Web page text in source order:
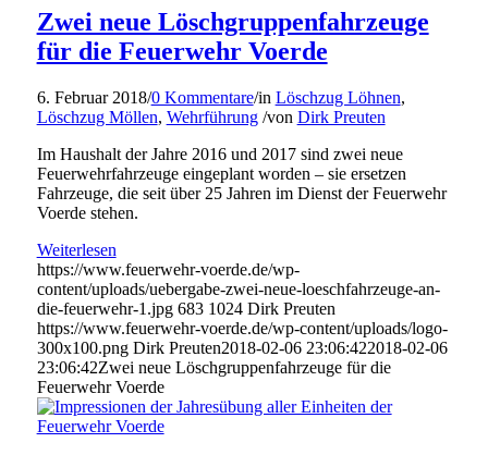
Zwei neue Löschgruppenfahrzeuge
für die Feuerwehr Voerde
6. Februar 2018/0 Kommentare/in Löschzug Löhnen,
Löschzug Möllen, Wehrführung /von Dirk Preuten
Im Haushalt der Jahre 2016 und 2017 sind zwei neue
Feuerwehrfahrzeuge eingeplant worden – sie ersetzen
Fahrzeuge, die seit über 25 Jahren im Dienst der Feuerwehr
Voerde stehen.
Weiterlesen
https://www.feuerwehr-voerde.de/wp-
content/uploads/uebergabe-zwei-neue-loeschfahrzeuge-an-
die-feuerwehr-1.jpg 683 1024 Dirk Preuten
https://www.feuerwehr-voerde.de/wp-content/uploads/logo-
300x100.png Dirk Preuten2018-02-06 23:06:422018-02-06
23:06:42Zwei neue Löschgruppenfahrzeuge für die
Feuerwehr Voerde